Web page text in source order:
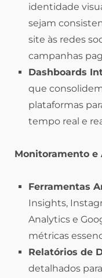
identidade
sejam
site às redes
campanhas
Dashboards
que
plataformas
tempo real e
Monitoramento e
Ferramentas
Insights,
Analytics e
métricas
Relatórios de
detalhados